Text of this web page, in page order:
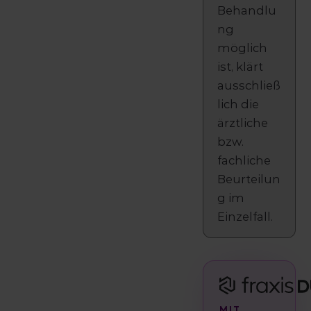
Behandlu
ng
möglich
ist, klärt
ausschließ
lich die
ärztliche
bzw.
fachliche
Beurteilun
g im
Einzelfall.